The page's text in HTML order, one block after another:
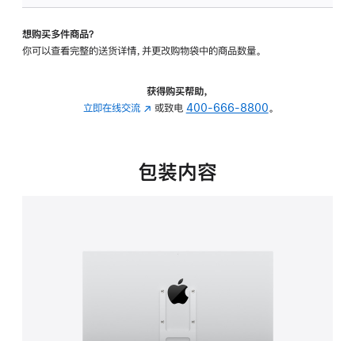
转
的
想购买多件商品？
你可以查看完整的送货详情，并更改购物袋中的商品数量。
获得购买帮助，
立即在线交流 (在
中
或致电 400-666-8800。
包装内容